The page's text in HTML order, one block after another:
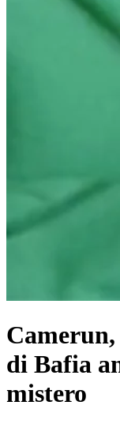
Camerun,
di Bafia
mistero